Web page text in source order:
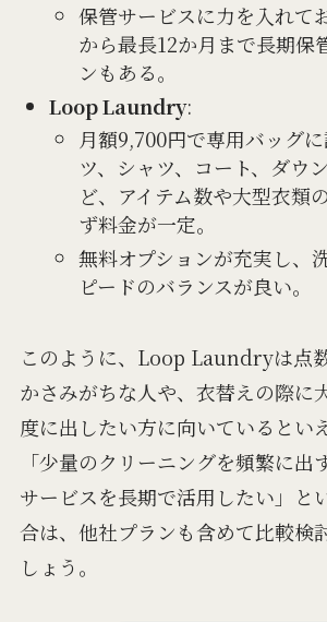
保管サービスに力を入れて
から最長12か月まで長期保
ンもある。
Loop Laundry:
月額9,700円で専用バッグ
ツ、シャツ、コート、ダウ
ど、アイテム数や大型衣類
ず料金が一定。
無料オプションが充実し、
ピードのバランスが良い。
このように、Loop Laundryは点
かさみがちな人や、衣替えの際に
度に出したい方に向いているとい
「少量のクリーニングを頻繁に出
サービスを長期で活用したい」と
合は、他社プランも含めて比較検
しょう。